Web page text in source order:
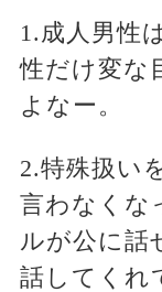
1.成人男性
性だけ変な
よなー。
2.特殊扱い
言わなくな
ルが公に話
話してくれ